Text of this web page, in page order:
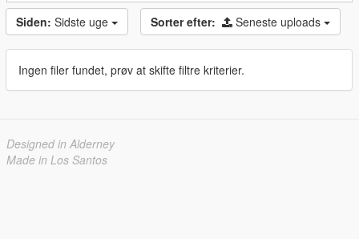
Siden: Sidste uge Sorter efter: Seneste uploads
Ingen filer fundet, prøv at skifte filtre kriterier.
Designed in Alderney
Made in Los Santos